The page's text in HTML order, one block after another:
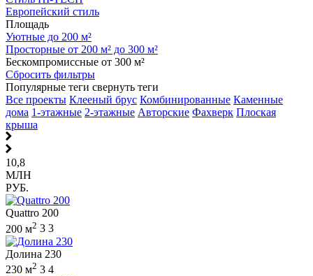
Европейский стиль
Площадь
Уютные до 200 м²
Просторные от 200 м² до 300 м²
Бескомпромиссные от 300 м²
Сбросить фильтры
Популярные теги свернуть теги
Все проекты Клееный брус Комбинированные Каменные
дома 1-этажные 2-этажные Авторские Фахверк Плоская
крыша
10,8
МЛН
РУБ.
Quattro 200
200 м2 3 3
Долина 230
230 м2 3 4